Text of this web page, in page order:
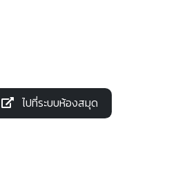
ไปที่ระบบห้องสมุด